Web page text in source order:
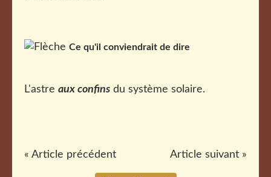
Ce qu'il conviendrait de dire
L'astre aux confins du système solaire.
« Article précédent Article suivant »